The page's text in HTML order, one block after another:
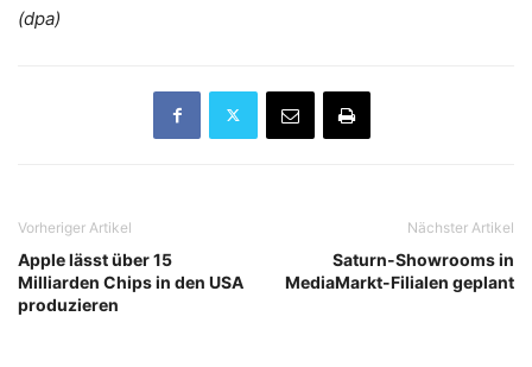
(dpa)
Vorheriger Artikel
Apple lässt über 15
Milliarden Chips in den USA
produzieren
Nächster Artikel
Saturn-Showrooms in
MediaMarkt-Filialen geplant